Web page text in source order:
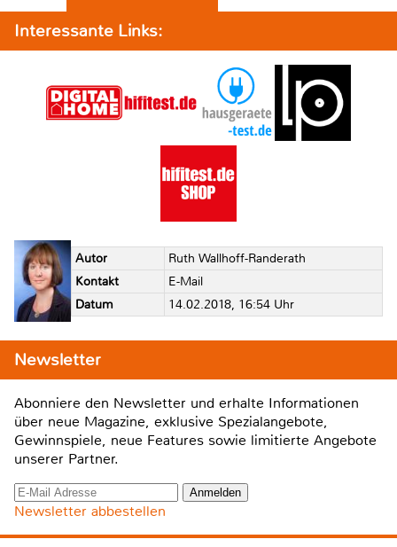
Interessante Links:
Autor
Ruth Wallhoff-Randerath
Kontakt
E-Mail
Datum
14.02.2018, 16:54 Uhr
Newsletter
Abonniere den Newsletter und erhalte Informationen
über neue Magazine, exklusive Spezialangebote,
Gewinnspiele, neue Features sowie limitierte Angebote
unserer Partner.
Newsletter abbestellen